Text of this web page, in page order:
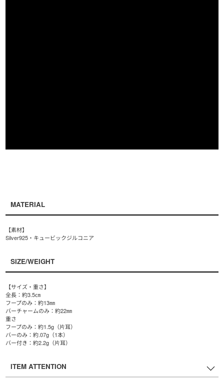
MATERIAL
【素材】
Silver925・キュービックジルコニア
SIZE/WEIGHT
【サイズ・重さ】
全長：約3.5㎝
フープのみ：約13㎜
バーチャームのみ：約22㎜
重さ
フープのみ：約1.5g（片耳）
バーのみ：約.07g（1本）
バー付き：約2.2g（片耳）
ITEM ATTENTION